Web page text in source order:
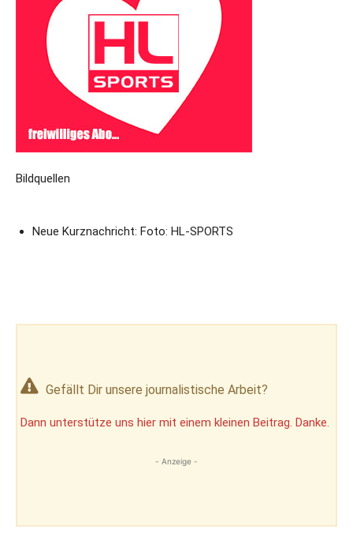
Bildquellen
Neue Kurznachricht: Foto: HL-SPORTS
Gefällt Dir unsere journalistische Arbeit?
Dann unterstütze uns hier mit einem kleinen Beitrag. Danke.
- Anzeige -